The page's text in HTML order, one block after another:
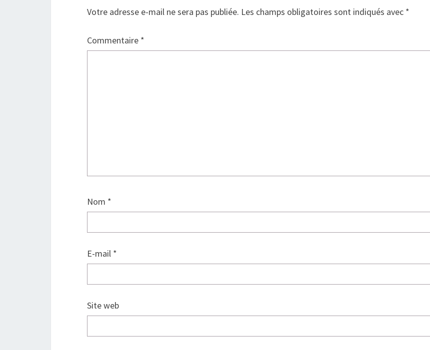
Votre adresse e-mail ne sera pas publiée. Les champs obligatoires sont indiqués avec *
Commentaire *
Nom *
E-mail *
Site web